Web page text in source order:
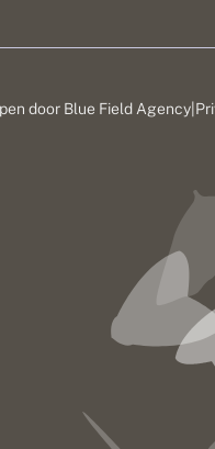
door Blue Field Agency